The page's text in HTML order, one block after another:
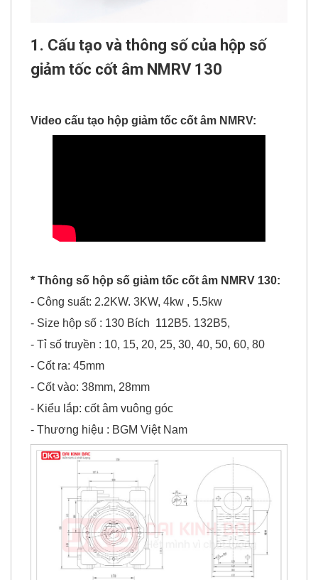
1. Cấu tạo và thông số của hộp số
giảm tốc cốt âm NMRV 130
Video cấu tạo hộp giảm tốc cốt âm NMRV:
* Thông số hộp số giảm tốc cốt âm NMRV 130:
- Công suất: 2.2KW. 3KW, 4kw , 5.5kw
- Size hộp số : 130 Bích 112B5. 132B5,
- Tỉ số truyền : 10, 15, 20, 25, 30, 40, 50, 60, 80
- Cốt ra: 45mm
- Cốt vào: 38mm, 28mm
- Kiểu lắp: cốt âm vuông góc
- Thương hiệu : BGM Việt Nam